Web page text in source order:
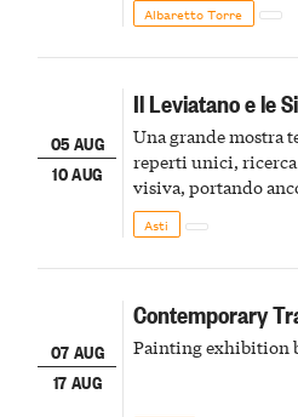
Albaretto Torre
05 AUG
10 AUG
Il Leviatano e le
Una grande mostra
reperti unici,
visiva, portando
della scena le
Asti
07 AUG
17 AUG
Contemporary
Painting exhibition